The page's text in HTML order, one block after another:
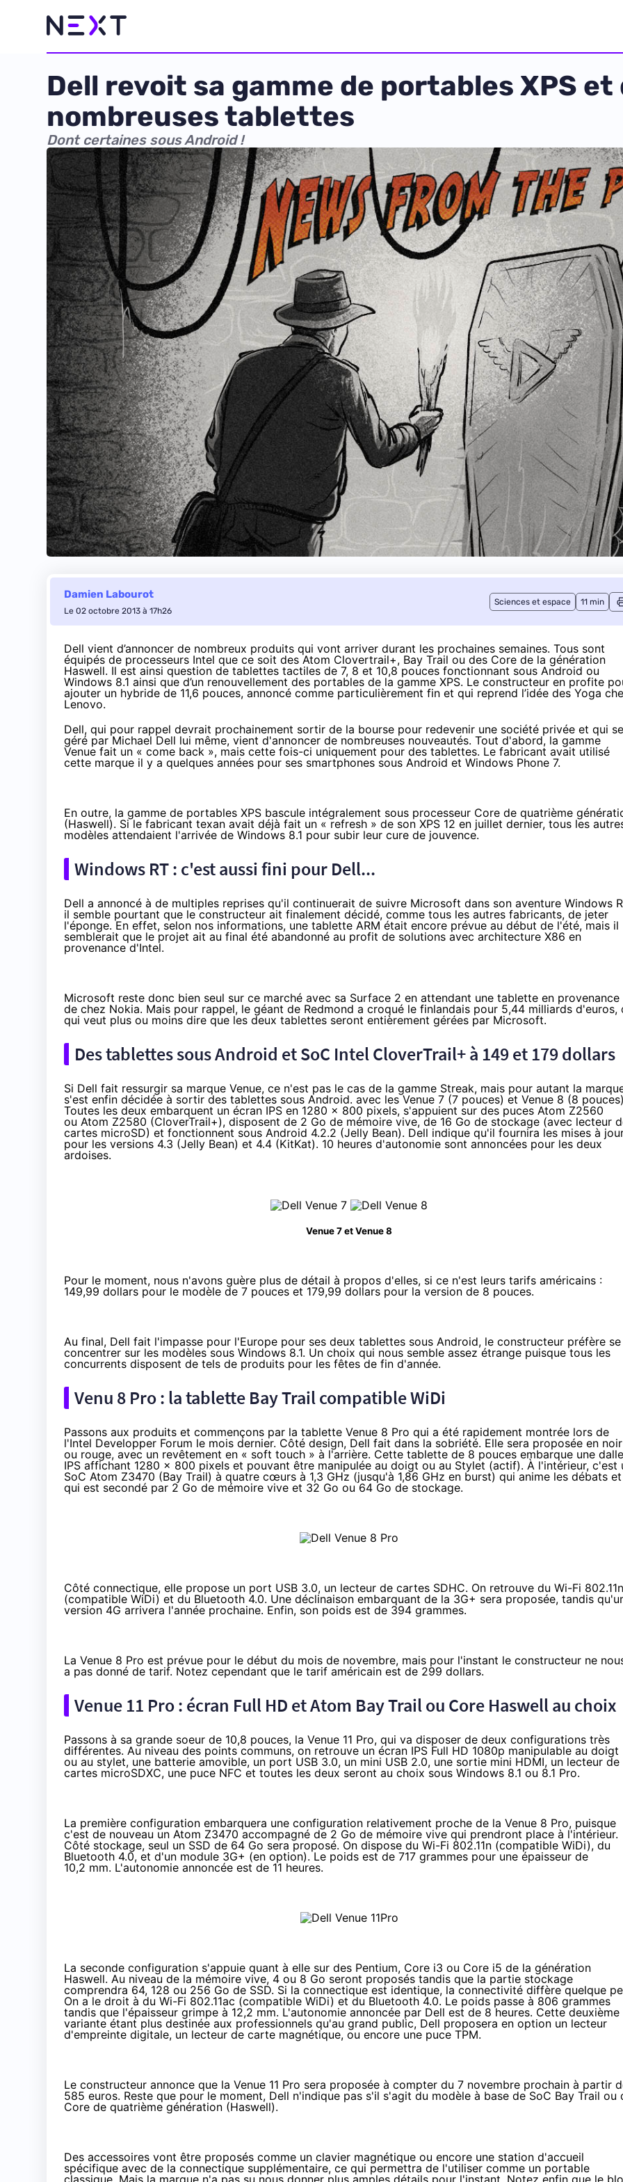
Dell revoit sa gamme de portables XPS et
nombreuses tablettes
Dont certaines sous Android !
Damien Labourot
Le 02 octobre 2013 à 17h26
Sciences et espace 11 min
Dell vient d’annoncer de nombreux produits qui vont arriver durant les prochaines semaines. Tous sont
équipés de processeurs Intel que ce soit des Atom Clovertrail+, Bay Trail ou des Core de la génération
Haswell. Il est ainsi question de tablettes tactiles de 7, 8 et 10,8 pouces fonctionnant sous Android ou
Windows 8.1 ainsi que d’un renouvellement des portables de la gamme XPS. Le constructeur en profite
ajouter un hybride de 11,6 pouces, annoncé comme particulièrement fin et qui reprend l’idée des Yoga
Lenovo.
Dell, qui pour rappel devrait prochainement sortir de la bourse pour redevenir une société privée et qui
géré par Michael Dell lui même, vient d'annoncer de nombreuses nouveautés. Tout d'abord, la gamme
Venue fait un « come back », mais cette fois-ci uniquement pour des tablettes. Le fabricant avait utilisé
cette marque il y a quelques années pour ses smartphones sous Android et Windows Phone 7.
En outre, la gamme de portables XPS bascule intégralement sous processeur Core de quatrième
(Haswell). Si le fabricant texan avait déjà fait un « refresh » de son XPS 12 en juillet dernier, tous les
modèles attendaient l'arrivée de Windows 8.1 pour subir leur cure de jouvence.
Windows RT : c'est aussi fini pour Dell...
Dell a annoncé à de multiples reprises qu'il continuerait de suivre Microsoft dans son aventure Windows
il semble pourtant que le constructeur ait finalement décidé, comme tous les autres fabricants, de jeter
l'éponge. En effet, selon nos informations, une tablette ARM était encore prévue au début de l'été, mais il
semblerait que le projet ait au final été abandonné au profit de solutions avec architecture X86 en
provenance d'Intel.
Microsoft reste donc bien seul sur ce marché avec sa Surface 2 en attendant une tablette en provenance
de chez Nokia. Mais pour rappel, le géant de Redmond a croqué le finlandais pour 5,44 milliards d'euros,
qui veut plus ou moins dire que les deux tablettes seront entièrement gérées par Microsoft.
Des tablettes sous Android et SoC Intel CloverTrail+ à 149 et 179 dollars
Si Dell fait ressurgir sa marque Venue, ce n'est pas le cas de la gamme Streak, mais pour autant la
s'est enfin décidée à sortir des tablettes sous Android. avec les Venue 7 (7 pouces) et Venue 8 (8
Toutes les deux embarquent un écran IPS en 1280 x 800 pixels, s'appuient sur des puces Atom Z2560
ou Atom Z2580 (CloverTrail+), disposent de 2 Go de mémoire vive, de 16 Go de stockage (avec lecteur
cartes microSD) et fonctionnent sous Android 4.2.2 (Jelly Bean). Dell indique qu'il fournira les mises à
pour les versions 4.3 (Jelly Bean) et 4.4 (KitKat). 10 heures d'autonomie sont annoncées pour les deux
ardoises.
Venue 7 et Venue 8
Pour le moment, nous n'avons guère plus de détail à propos d'elles, si ce n'est leurs tarifs américains :
149,99 dollars pour le modèle de 7 pouces et 179,99 dollars pour la version de 8 pouces.
Au final, Dell fait l'impasse pour l'Europe pour ses deux tablettes sous Android, le constructeur préfère se
concentrer sur les modèles sous Windows 8.1. Un choix qui nous semble assez étrange puisque tous les
concurrents disposent de tels de produits pour les fêtes de fin d'année.
Venu 8 Pro : la tablette Bay Trail compatible WiDi
Passons aux produits et commençons par la tablette Venue 8 Pro qui a été rapidement montrée lors de
l'Intel Developper Forum le mois dernier. Côté design, Dell fait dans la sobriété. Elle sera proposée en noir
ou rouge, avec un revêtement en « soft touch » à l'arrière. Cette tablette de 8 pouces embarque une dalle
IPS affichant 1280 x 800 pixels et pouvant être manipulée au doigt ou au Stylet (actif). À l'intérieur, c'est
SoC Atom Z3470 (Bay Trail) à quatre cœurs à 1,3 GHz (jusqu'à 1,86 GHz en burst) qui anime les débats et
qui est secondé par 2 Go de mémoire vive et 32 Go ou 64 Go de stockage.
Côté connectique, elle propose un port USB 3.0, un lecteur de cartes SDHC. On retrouve du Wi-Fi 802.11n
(compatible WiDi) et du Bluetooth 4.0. Une déclinaison embarquant de la 3G+ sera proposée, tandis
version 4G arrivera l'année prochaine. Enfin, son poids est de 394 grammes.
La Venue 8 Pro est prévue pour le début du mois de novembre, mais pour l'instant le constructeur ne
a pas donné de tarif. Notez cependant que le tarif américain est de 299 dollars.
Venue 11 Pro : écran Full HD et Atom Bay Trail ou Core Haswell au choix
Passons à sa grande soeur de 10,8 pouces, la Venue 11 Pro, qui va disposer de deux configurations très
différentes. Au niveau des points communs, on retrouve un écran IPS Full HD 1080p manipulable au doigt
ou au stylet, une batterie amovible, un port USB 3.0, un mini USB 2.0, une sortie mini HDMI, un lecteur de
cartes microSDXC, une puce NFC et toutes les deux seront au choix sous Windows 8.1 ou 8.1 Pro.
La première configuration embarquera une configuration relativement proche de la Venue 8 Pro, puisque
c'est de nouveau un Atom Z3470 accompagné de 2 Go de mémoire vive qui prendront place à l'intérieur.
Côté stockage, seul un SSD de 64 Go sera proposé. On dispose du Wi-Fi 802.11n (compatible WiDi), du
Bluetooth 4.0, et d'un module 3G+ (en option). Le poids est de 717 grammes pour une épaisseur de
10,2 mm. L'autonomie annoncée est de 11 heures.
La seconde configuration s'appuie quant à elle sur des Pentium, Core i3 ou Core i5 de la génération
Haswell. Au niveau de la mémoire vive, 4 ou 8 Go seront proposés tandis que la partie stockage
comprendra 64, 128 ou 256 Go de SSD. Si la connectique est identique, la connectivité diffère quelque
On a le droit à du Wi-Fi 802.11ac (compatible WiDi) et du Bluetooth 4.0. Le poids passe à 806 grammes
tandis que l'épaisseur grimpe à 12,2 mm. L'autonomie annoncée par Dell est de 8 heures. Cette deuxième
variante étant plus destinée aux professionnels qu'au grand public, Dell proposera en option un lecteur
d'empreinte digitale, un lecteur de carte magnétique, ou encore une puce TPM.
Le constructeur annonce que la Venue 11 Pro sera proposée à compter du 7 novembre prochain à partir
585 euros. Reste que pour le moment, Dell n'indique pas s'il s'agit du modèle à base de SoC Bay Trail ou
Core de quatrième génération (Haswell).
Des accessoires vont être proposés comme un clavier magnétique ou encore une station d'accueil
spécifique avec de la connectique supplémentaire, ce qui permettra de l'utiliser comme un portable
classique. Mais la marque n'a pas su nous donner plus amples détails pour l'instant. Notez enfin que le